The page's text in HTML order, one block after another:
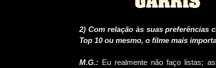
2) Com relação às suas preferências
Top 10 ou mesmo, o filme mais
M.G.: Eu realmente não faço listas;